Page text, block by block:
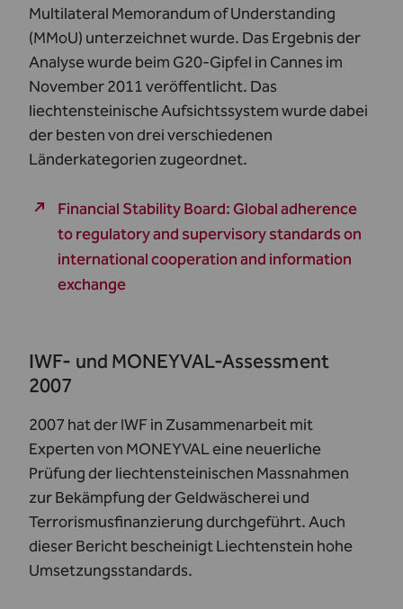
Multilateral Memorandum of Understanding
(MMoU) unterzeichnet wurde. Das Ergebnis der
Analyse wurde beim G20-Gipfel in Cannes im
November 2011 veröffentlicht. Das
liechtensteinische Aufsichtssystem wurde dabei
der besten von drei verschiedenen
Länderkategorien zugeordnet.
Financial Stability Board: Global adherence
to regulatory and supervisory standards on
international cooperation and information
exchange
IWF- und MONEYVAL-Assessment
2007
2007 hat der IWF in Zusammenarbeit mit
Experten von MONEYVAL eine neuerliche
Prüfung der liechtensteinischen Massnahmen
zur Bekämpfung der Geldwäscherei und
Terrorismusfinanzierung durchgeführt. Auch
dieser Bericht bescheinigt Liechtenstein hohe
Umsetzungsstandards.